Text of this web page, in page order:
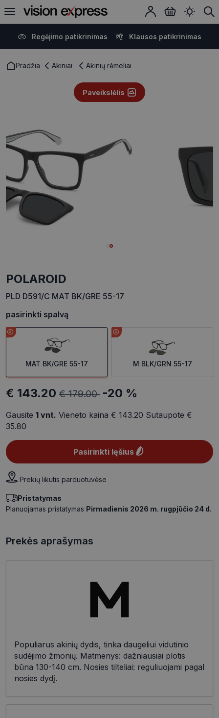
Regėjimo patikrinimas Klausos patikrinimas
Pradžia Akiniai Akinių rėmeliai
Paveikslėlis
POLAROID
PLD D591/C MAT BK/GRE 55-17
pasirinkti spalvą
MAT BK/GRE 55-17 M BLK/GRN 55-17
€ 143.20 € 179.00 -20 %
Gausite 1 vnt. Vieneto kaina € 143.20 Sutaupote €
35.80
Pasirinkti lęšius
Prekių likutis parduotuvėse
Pristatymas
Planuojamas pristatymas Pirmadienis 2026 m. rugpjūčio 24 d.
Prekės aprašymas
Populiarus akinių dydis, tinka daugeliui vidutinio
sudėjimo žmonių. Matmenys: dažniausiai plotis
būna 130-140 cm. Nosies tilteliai: reguliuojami pagal
nosies dydį.